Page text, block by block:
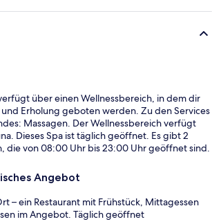
über einen Wellnessbereich, in dem dir
Erholung geboten werden. Zu den Services
Massagen. Der Wellnessbereich verfügt
Dieses Spa ist täglich geöffnet. Es gibt 2
die von 08:00 Uhr bis 23:00 Uhr geöffnet sind.
Angebot
– ein Restaurant mit Frühstück, Mittagessen
im Angebot. Täglich geöffnet